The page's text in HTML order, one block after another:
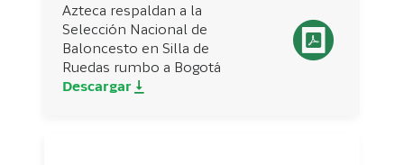
Azteca respaldan a la
Selección Nacional de
Baloncesto en Silla de
Ruedas rumbo a Bogotá
Descargar